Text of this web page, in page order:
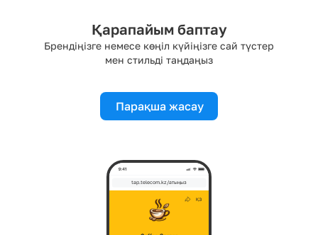
Қарапайым баптау
Брендіңізге немесе көңіл күйіңізге сай түстер
мен стильді таңдаңыз
Парақша жасау
tap.telecom.kz/атыңыз